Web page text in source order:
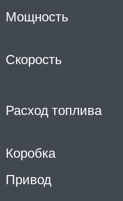
Мощность
Скорость
Расход топлива
Коробка
Привод